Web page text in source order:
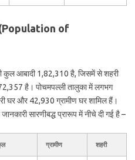
(Population of
आबादी 1,82,310 है, जिसमें से शहरी
है। पोचमपल्ली तालुका में लगभग
घर और 42,930 ग्रामीण घर शामिल हैं।
सारणीबद्ध प्रारूप में नीचे दी गई है –
ग्रामीण शहरी